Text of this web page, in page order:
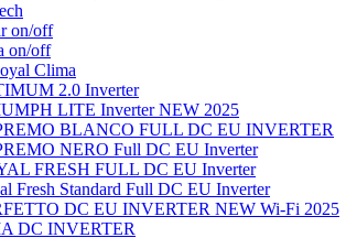
on/off
on/off
Clima
2.0 Inverter
LITE Inverter NEW 2025
BLANCO FULL DC EU INVERTER
NERO Full DC EU Inverter
FRESH FULL DC EU Inverter
Fresh Standard Full DC EU Inverter
DC EU INVERTER NEW Wi-Fi 2025
DC INVERTER